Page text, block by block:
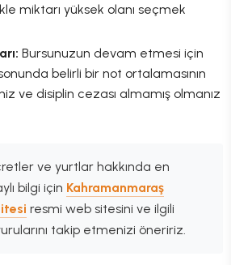
miktarı yüksek olanı seçmek
Bursunuzun devam etmesi için
belirli bir not ortalamasının
ve disiplin cezası almamış olmanız
ve yurtlar hakkında en
bilgi için Kahramanmaraş
resmi web sitesini ve ilgili
takip etmenizi öneririz.